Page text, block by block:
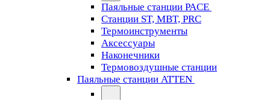
Паяльные станции PACE
Станции ST, MBT, PRC
Термоинструменты
Аксессуары
Наконечники
Термовоздушные станции
Паяльные станции ATTEN